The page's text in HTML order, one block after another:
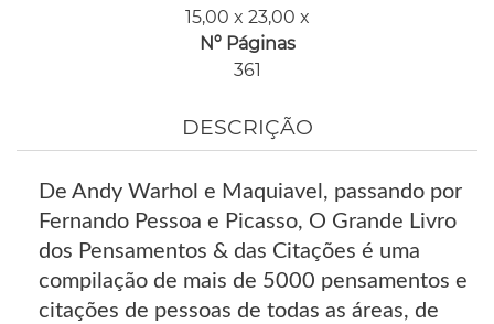
15,00 x 23,00 x
Nº Páginas
361
DESCRIÇÃO
De Andy Warhol e Maquiavel, passando por
Fernando Pessoa e Picasso, O Grande Livro
dos Pensamentos & das Citações é uma
compilação de mais de 5000 pensamentos e
citações de pessoas de todas as áreas, de